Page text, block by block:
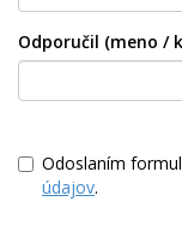
Odporučil (meno /
Odoslaním
údajov.